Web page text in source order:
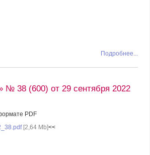
Подробнее...
№ 38 (600) от 29 сентября 2022
PDF
[2,64 Mb]<<